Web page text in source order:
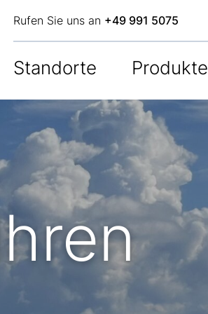
Rufen Sie uns an +49 991 5075
Standorte Produkte